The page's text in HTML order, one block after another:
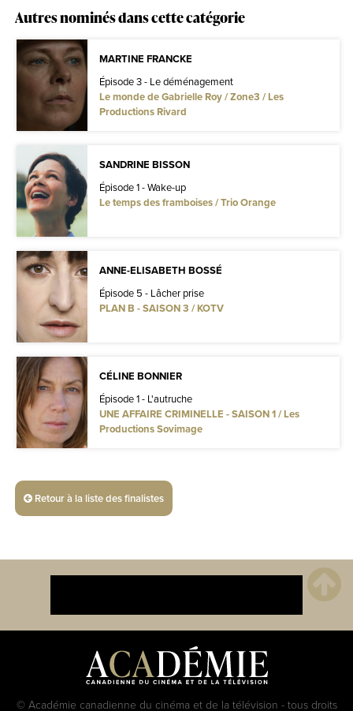
Autres nominés dans cette catégorie
MARTINE FRANCKE
Épisode 3 - Le déménagement
Le monde de Gabrielle Roy / Zone3 / Les
Productions Rivard
SANDRINE BISSON
Épisode 1 - Wake-up
Le temps des framboises / Trio Orange
ANNE-ELISABETH BOSSÉ
Épisode 5 - Lâcher prise
PLAN B - SAISON 3 / KOTV
CÉLINE BONNIER
Épisode 1 - L'autruche
UNE AFFAIRE CRIMINELLE - SAISON 1 / Les
Productions Sovimage
Retour à la liste des finalistes
© Académie canadienne du cinéma et de la télévision - tous droits